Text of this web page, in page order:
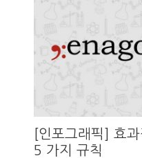
[인포그래픽] 효
5 가지 규칙